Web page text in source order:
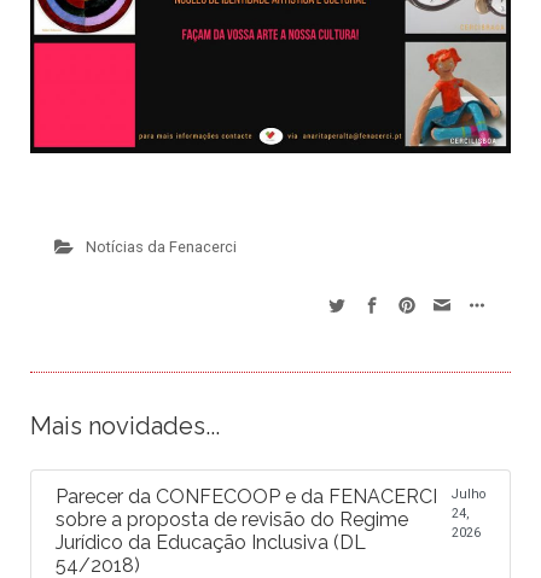
Notícias da Fenacerci
Mais novidades...
Parecer da CONFECOOP e da FENACERCI
sobre a proposta de revisão do Regime
Jurídico da Educação Inclusiva (DL
54/2018)
Julho
24,
2026